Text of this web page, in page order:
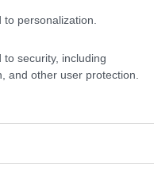
personalization.
security, including
and other user protection.